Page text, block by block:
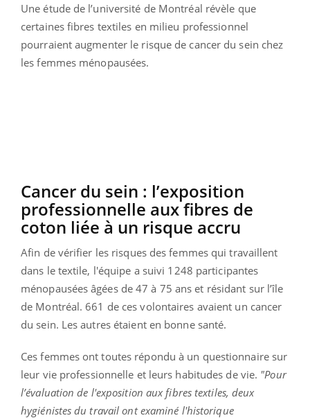
Une étude de l’université de Montréal révèle que
certaines fibres textiles en milieu professionnel
pourraient augmenter le risque de cancer du sein chez
les femmes ménopausées.
Cancer du sein : l’exposition
professionnelle aux fibres de
coton liée à un risque accru
Afin de vérifier les risques des femmes qui travaillent
dans le textile, l'équipe a suivi 1248 participantes
ménopausées âgées de 47 à 75 ans et résidant sur l’île
de Montréal. 661 de ces volontaires avaient un cancer
du sein. Les autres étaient en bonne santé.
Ces femmes ont toutes répondu à un questionnaire sur
leur vie professionnelle et leurs habitudes de vie. "Pour
l’évaluation de l'exposition aux fibres textiles, deux
hygiénistes du travail ont examiné l'historique